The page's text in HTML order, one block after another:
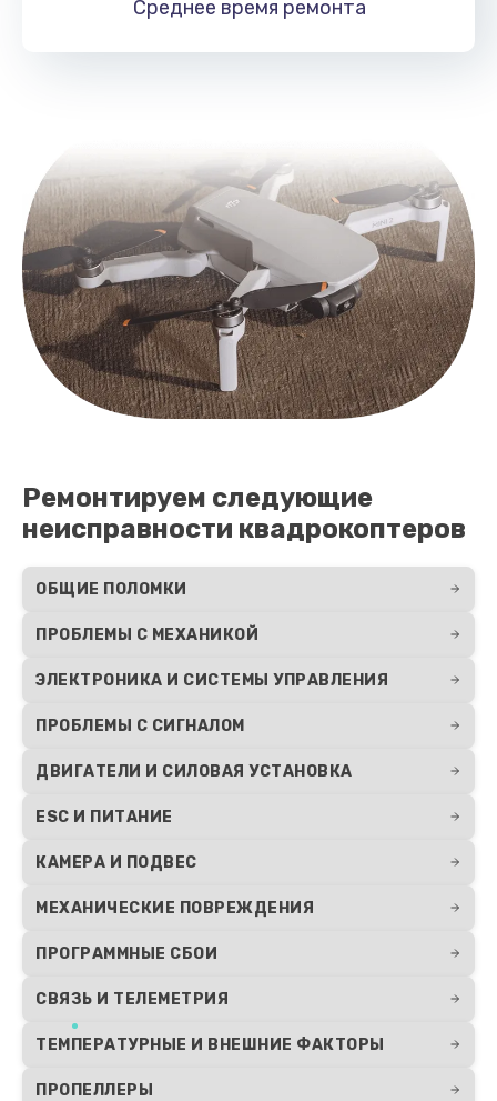
1400 руб.
Заказать
Заказать
Среднее время ремонта
Ремонтируем следующие
неисправности квадрокоптеров
ОБЩИЕ ПОЛОМКИ
ПРОБЛЕМЫ С МЕХАНИКОЙ
ЭЛЕКТРОНИКА И СИСТЕМЫ УПРАВЛЕНИЯ
ПРОБЛЕМЫ С СИГНАЛОМ
ДВИГАТЕЛИ И СИЛОВАЯ УСТАНОВКА
ESC И ПИТАНИЕ
КАМЕРА И ПОДВЕС
МЕХАНИЧЕСКИЕ ПОВРЕЖДЕНИЯ
ПРОГРАММНЫЕ СБОИ
СВЯЗЬ И ТЕЛЕМЕТРИЯ
ТЕМПЕРАТУРНЫЕ И ВНЕШНИЕ ФАКТОРЫ
ПРОПЕЛЛЕРЫ